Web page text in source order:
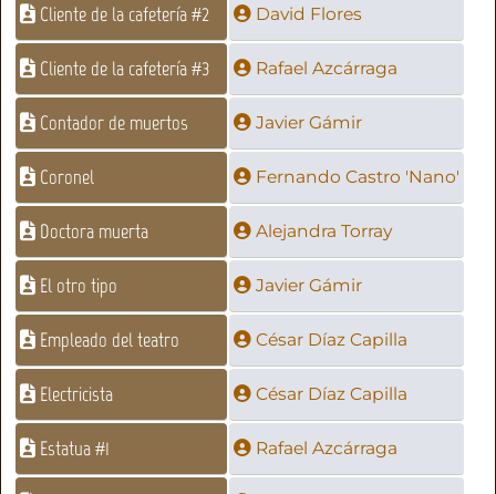
Cliente de la cafetería #2 David Flores
Cliente de la cafetería #3 Rafael Azcárraga
Contador de muertos Javier Gámir
Coronel Fernando Castro 'Nano'
Doctora muerta Alejandra Torray
El otro tipo Javier Gámir
Empleado del teatro César Díaz Capilla
Electricista César Díaz Capilla
Estatua #1 Rafael Azcárraga